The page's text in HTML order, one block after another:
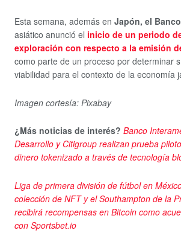
Esta semana, además en Japón, el
asiático anunció el inicio de un periodo
exploración con respecto a la emisión
como parte de un proceso por determinar
viabilidad para el contexto de la economía
Imagen cortesía: Pixabay
¿Más noticias de interés? Banco
Desarrollo y Citigroup realizan prueba
dinero tokenizado a través de tecnología
Liga de primera división de fútbol en
colección de NFT y el Southampton de la
recibirá recompensas en Bitcoin como
con Sportsbet.io